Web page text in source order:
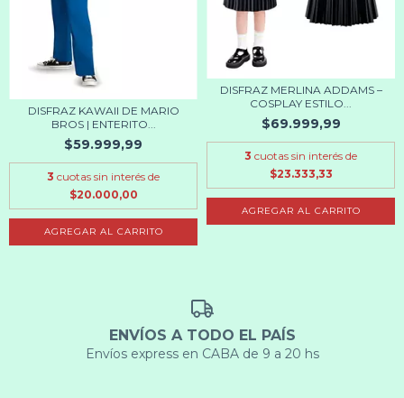
DISFRAZ KAWAII DE MARIO
BROS | ENTERITO...
$59.999,99
3 cuotas sin interés de
$20.000,00
AGREGAR AL CARRITO
DISFRAZ MERLINA ADDAMS –
COSPLAY ESTILO...
$69.999,99
3 cuotas sin interés de
$23.333,33
AGREGAR AL CARRITO
ENVÍOS A TODO EL PAÍS
Envíos express en CABA de 9 a 20 hs